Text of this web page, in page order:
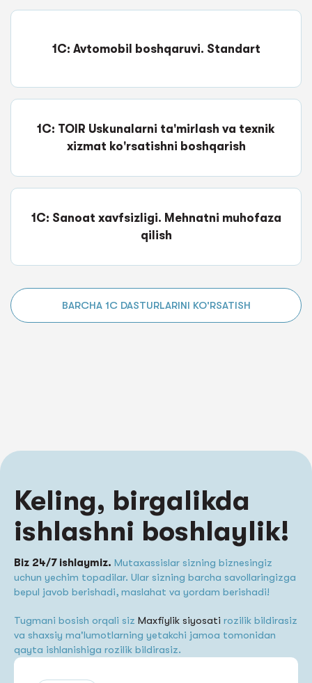
1C: Avtomobil boshqaruvi. Standart
1C: TOIR Uskunalarni ta'mirlash va texnik
xizmat ko'rsatishni boshqarish
1C: Sanoat xavfsizligi. Mehnatni muhofaza
qilish
BARCHA 1C DASTURLARINI KO'RSATISH
Keling, birgalikda
ishlashni boshlaylik!
Biz 24/7 ishlaymiz. Mutaxassislar sizning biznesingiz
uchun yechim topadilar. Ular sizning barcha savollaringizga
bepul javob berishadi, maslahat va yordam berishadi!
Tugmani bosish orqali siz Maxfiylik siyosati rozilik bildirasiz
va shaxsiy ma'lumotlarning yetakchi jamoa tomonidan
qayta ishlanishiga rozilik bildirasiz.